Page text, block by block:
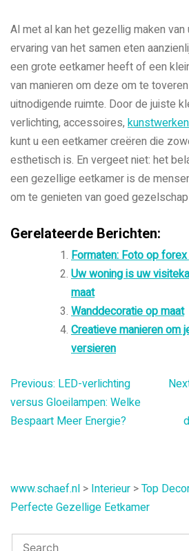
Al met al kan het gezellig maken
ervaring van het samen eten
een grote eetkamer heeft of een
van manieren om deze om te
uitnodigende ruimte. Door de juiste
verlichting, accessoires,
kunt u een eetkamer creëren die
esthetisch is. En vergeet niet: het
een gezellige eetkamer is de
om te genieten van goed
Gerelateerde Berichten:
Formaten: Foto op
Uw woning is uw
maat
Wanddecoratie op maat
Creatieve manieren om
versieren
Bericht
navigatie
Previous: LED-verlichting
versus Gloeilampen: Welke
Bespaart Meer Energie?
www.schaef.nl > Interieur >Top
Perfecte Gezellige Eetkamer